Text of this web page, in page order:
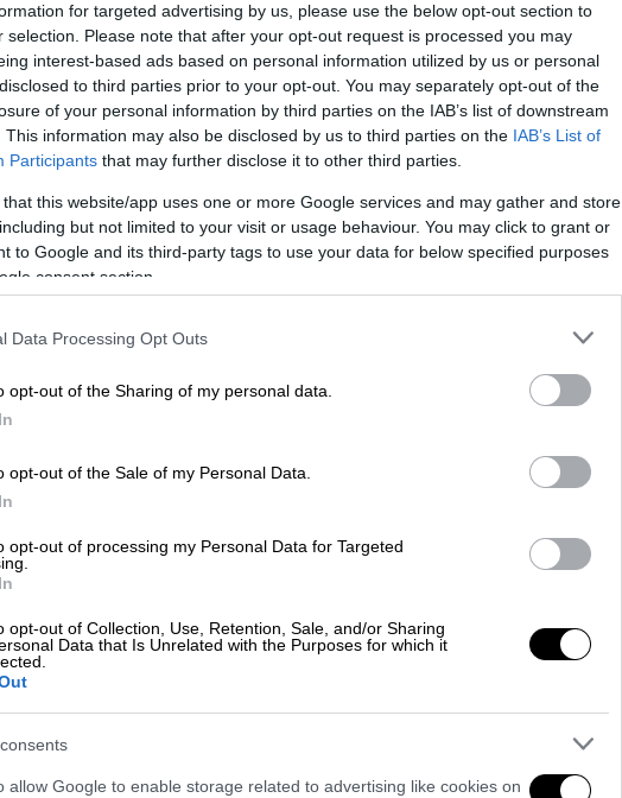
for targeted advertising by us, please use the below opt-out section to
selection. Please note that after your opt-out request is processed you may
interest-based ads based on personal information utilized by us or personal
to third parties prior to your opt-out. You may separately opt-out of the
of your personal information by third parties on the IAB’s list of downstream
This information may also be disclosed by us to third parties on the IAB’s List of
Participants that may further disclose it to other third parties.
that this website/app uses one or more Google services and may gather and store
but not limited to your visit or usage behaviour. You may click to grant or
to Google and its third-party tags to use your data for below specified purposes
consent section.
Data Processing Opt Outs
opt-out of the Sharing of my personal data.
opt-out of the Sale of my Personal Data.
opt-out of processing my Personal Data for Targeted
opt-out of Collection, Use, Retention, Sale, and/or Sharing
Data that Is Unrelated with the Purposes for which it
allow Google to enable storage related to advertising like cookies on
γεύση ενός
στη ζωή του.
Labubu - Τα αποσύρουν από τα